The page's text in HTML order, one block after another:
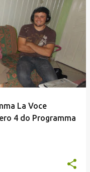
La Voce
4 do Programma